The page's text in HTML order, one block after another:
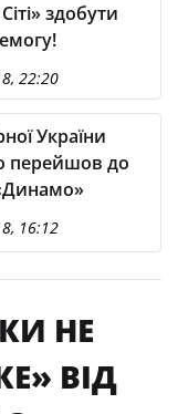
здобути
22:20
України
перейшов до
16:12
НЕ
ВІД